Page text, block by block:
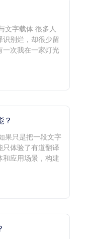
文字载体 很多人
别烂，却很少留
一次我在一家灯光
？
果只是把一段文字
体验了有道翻译
应用场景，构建